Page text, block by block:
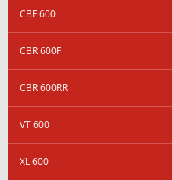
CBF 600
CBR 600F
CBR 600RR
VT 600
XL 600